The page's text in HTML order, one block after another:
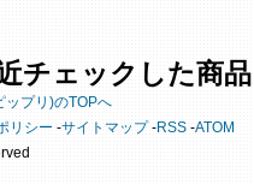
チェックした商品
プリ)のTOPへ
リシー -サイトマップ-RSS -ATOM